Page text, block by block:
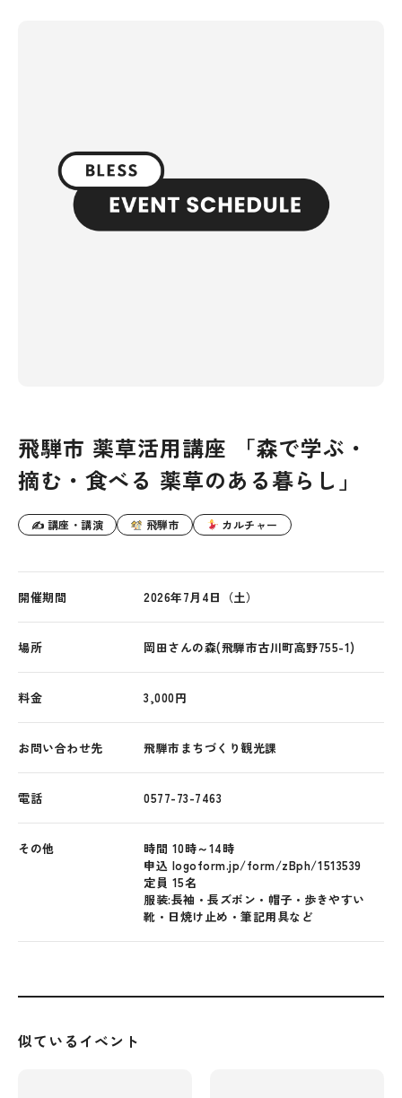
飛騨市 薬草活用講座 「森で学ぶ・
摘む・食べる 薬草のある暮らし」
✍ 講座・講演 飛騨市 カルチャー
開催期間 2026年7月4日（土）
場所 岡田さんの森(飛騨市古川町高野755-1)
料金 3,000円
お問い合わせ先 飛騨市まちづくり観光課
電話 0577-73-7463
その他
時間 10時～14時
申込 logoform.jp/form/zBph/1513539
定員 15名
服装:長袖・長ズボン・帽子・歩きやすい
靴・日焼け止め・筆記用具など
似ているイベント